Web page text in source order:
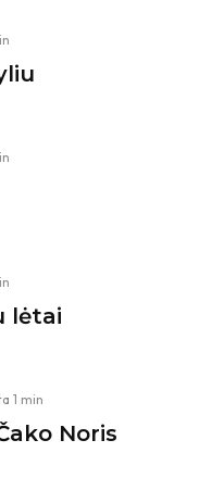
lėtai
1 min
Noris